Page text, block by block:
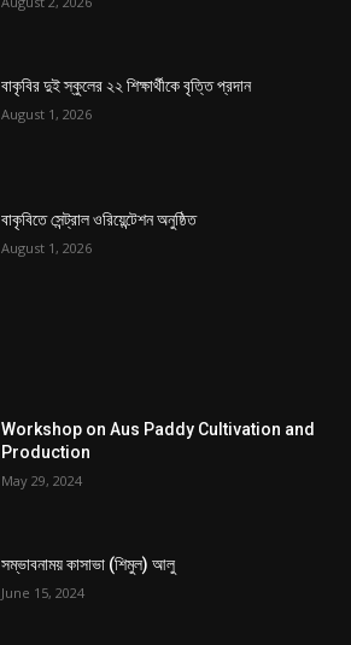
বাকৃবির দুই স্কুলের ২২ শিক্ষার্থীকে বৃত্তি প্রদান
August 1, 2026
বাকৃবিতে সেন্ট্রাল ওরিয়েন্টেশন অনুষ্ঠিত
August 1, 2026
Workshop on Aus Paddy Cultivation and
Production
May 29, 2024
সম্ভাবনাময় কাসাভা (শিমুল) আলু
June 15, 2024